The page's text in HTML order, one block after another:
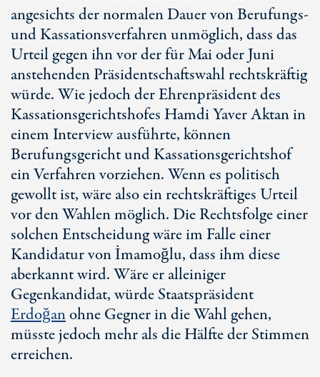
angesichts der normalen Dauer von Berufungs-
und Kassationsverfahren unmöglich, dass das
Urteil gegen ihn vor der für Mai oder Juni
anstehenden Präsidentschaftswahl rechtskräftig
würde. Wie jedoch der Ehrenpräsident des
Kassationsgerichtshofes Hamdi Yaver Aktan in
einem Interview ausführte, können
Berufungsgericht und Kassationsgerichtshof
ein Verfahren vorziehen. Wenn es politisch
gewollt ist, wäre also ein rechtskräftiges Urteil
vor den Wahlen möglich. Die Rechtsfolge einer
solchen Entscheidung wäre im Falle einer
Kandidatur von İmamoğlu, dass ihm diese
aberkannt wird. Wäre er alleiniger
Gegenkandidat, würde Staatspräsident
Erdoğanohne Gegner in die Wahl gehen,
müsste jedoch mehr als die Hälfte der Stimmen
erreichen.